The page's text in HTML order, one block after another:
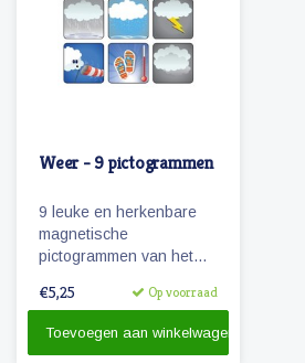
Weer - 9 pictogrammen
9 leuke en herkenbare
magnetische
pictogrammen van het
€5,25 Op voorraad
Toevoegen aan winkelwagen